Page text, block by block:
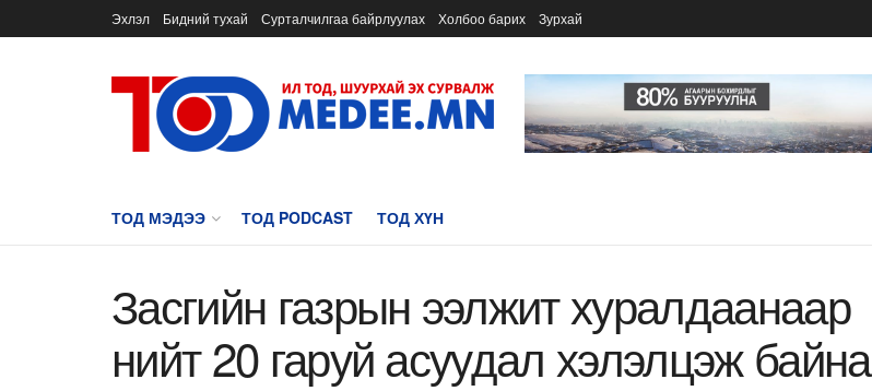
Эхлэл Бидний тухай Сурталчилгаа байрлуулах Холбоо барих Зурхай
ТОД МЭДЭЭ ТОД PODCAST ТОД ХҮН
Засгийн газрын ээлжит хуралдаанаар
нийт 20 гаруй асуудал хэлэлцэж байна